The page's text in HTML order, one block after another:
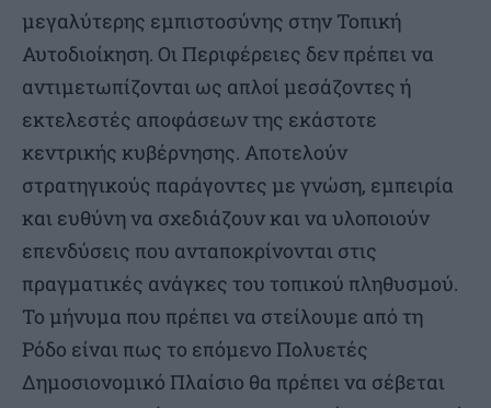
μεγαλύτερης εμπιστοσύνης στην Τοπική
Αυτοδιοίκηση. Οι Περιφέρειες δεν πρέπει να
αντιμετωπίζονται ως απλοί μεσάζοντες ή
εκτελεστές αποφάσεων της εκάστοτε
κεντρικής κυβέρνησης. Αποτελούν
στρατηγικούς παράγοντες με γνώση, εμπειρία
και ευθύνη να σχεδιάζουν και να υλοποιούν
επενδύσεις που ανταποκρίνονται στις
πραγματικές ανάγκες του τοπικού πληθυσμού.
Το μήνυμα που πρέπει να στείλουμε από τη
Ρόδο είναι πως το επόμενο Πολυετές
Δημοσιονομικό Πλαίσιο θα πρέπει να σέβεται